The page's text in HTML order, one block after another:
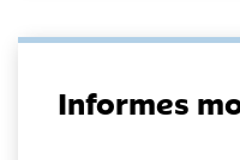
Informes